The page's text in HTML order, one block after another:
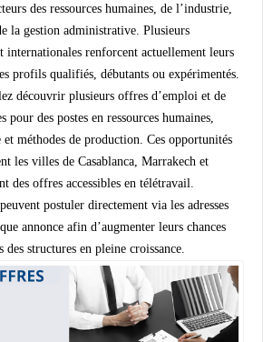
des ressources humaines, de l’industrie,
la gestion administrative. Plusieurs
internationales renforcent actuellement leurs
profils qualifiés, débutants ou expérimentés.
découvrir plusieurs offres d’emploi et de
pour des postes en ressources humaines,
méthodes de production. Ces opportunités
les villes de Casablanca, Marrakech et
des offres accessibles en télétravail.
postuler directement via les adresses
annonce afin d’augmenter leurs chances
structures en pleine croissance.